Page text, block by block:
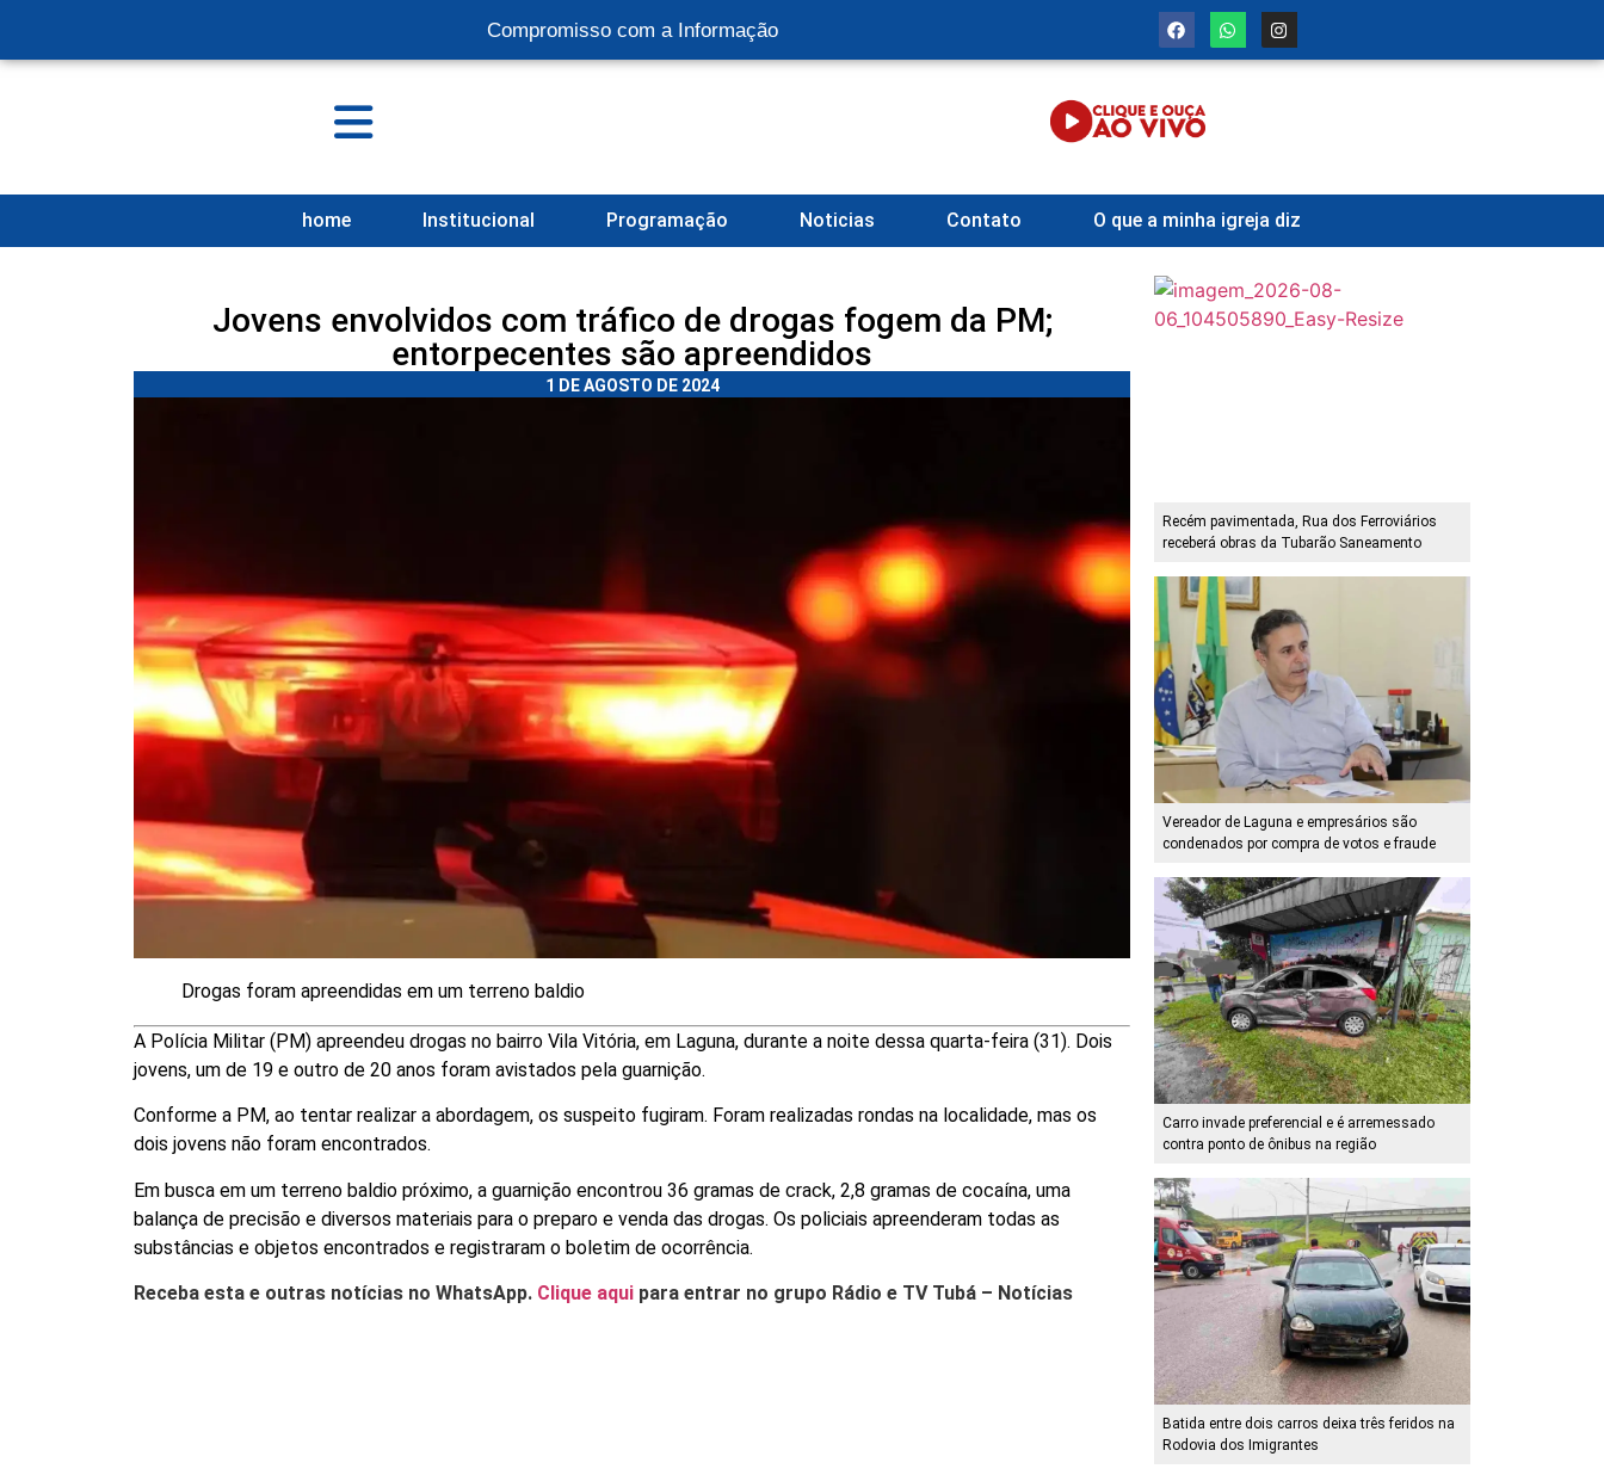
Compromisso com a Informação
home Institucional Programação Noticias Contato O que a minha igreja diz
Jovens envolvidos com tráfico de drogas fogem da PM;
entorpecentes são apreendidos
1 DE AGOSTO DE 2024
Drogas foram apreendidas em um terreno baldio
A Polícia Militar (PM) apreendeu drogas no bairro Vila Vitória, em Laguna, durante a noite dessa quarta-feira (31). Dois
jovens, um de 19 e outro de 20 anos foram avistados pela guarnição.
Conforme a PM, ao tentar realizar a abordagem, os suspeito fugiram. Foram realizadas rondas na localidade, mas os
dois jovens não foram encontrados.
Em busca em um terreno baldio próximo, a guarnição encontrou 36 gramas de crack, 2,8 gramas de cocaína, uma
balança de precisão e diversos materiais para o preparo e venda das drogas. Os policiais apreenderam todas as
substâncias e objetos encontrados e registraram o boletim de ocorrência.
Receba esta e outras notícias no WhatsApp. Clique aqui para entrar no grupo Rádio e TV Tubá – Notícias
Recém pavimentada, Rua dos Ferroviários
receberá obras da Tubarão Saneamento
Vereador de Laguna e empresários são
condenados por compra de votos e fraude
Carro invade preferencial e é arremessado
contra ponto de ônibus na região
Batida entre dois carros deixa três feridos na
Rodovia dos Imigrantes